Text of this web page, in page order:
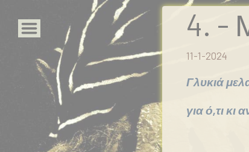
Αρχική
Portfolio
Εκδόσεις
xanthie
4. -
11-1-2024
Γλυκιά
για ό,τι κι